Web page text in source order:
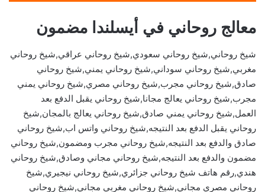
معالج روحاني في أيسلندا مضمون
شيخ روحاني,شيخ روحاني سعودي,شيخ روحاني عراقي,شيخ روحاني
مغربي,شيخ روحاني سوداني,شيخ روحاني يمني,شيخ روحاني
صادق,شيخ روحاني مجرب,شيخ روحاني مصري,شيخ روحاني يمني
مجرب,شيخ روحاني يعالج مجانا,شيخ روحاني يقبل الدفع بعد
العمل,شيخ روحاني يمني صادق,شيخ روحاني يعالج بالمجان,شيخ
روحاني يقبل الدفع بعد النتيجه,شيخ روحاني واتس اب,شيخ روحاني
صادق والدفع بعد النتيجه,شيخ روحاني مجرب ومضمون,شيخ روحاني
مضمون والدفع بعد النتيجه,شيخ روحاني مجاني وصادق,شيخ روحاني
هندي,رقم هاتف شيخ روحاني جزائري,شيخ روحاني نيجيري,شيخ
روحاني مصري مجاني,شيخ روحاني مغربي مجاني,شيخ روحاني